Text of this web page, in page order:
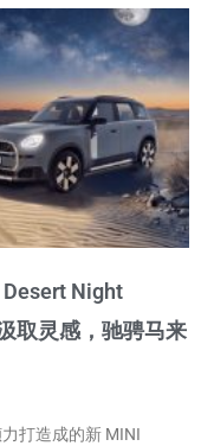
Night
取灵感，驰骋马来
打造成的新 MINI